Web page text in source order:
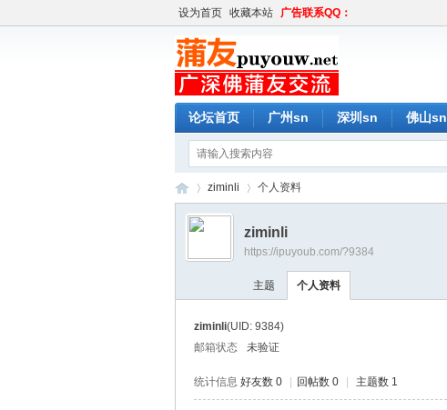
设为首页 收藏本站 广告联系QQ：
论坛首页 广州sn 深圳sn 佛山sn
›
ziminli 个人资料
ziminli
https://ipuyoub.com/?9384
主题 个人资料
ziminli(UID: 9384)
邮箱状态
未验证
统计信息 好友数 0 回帖数 0 主题数 1